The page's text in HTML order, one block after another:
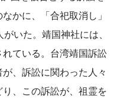
かに、「合祀取消し」
いた。靖国神社には、
ている。台湾靖国訴訟
、訴訟に関わった人々
、この訴訟が、祖霊を